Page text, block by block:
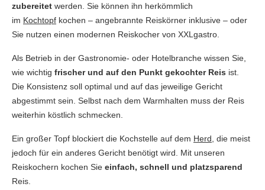
zubereitet werden. Sie können ihn herkömmlich
im Kochtopf kochen – angebrannte Reiskörner inklusive – oder
Sie nutzen einen modernen Reiskocher von XXLgastro.
Als Betrieb in der Gastronomie- oder Hotelbranche wissen Sie,
wie wichtig frischer und auf den Punkt gekochter Reis ist.
Die Konsistenz soll optimal und auf das jeweilige Gericht
abgestimmt sein. Selbst nach dem Warmhalten muss der Reis
weiterhin köstlich schmecken.
Ein großer Topf blockiert die Kochstelle auf dem Herd , die meist
jedoch für ein anderes Gericht benötigt wird.
Mit unseren
Reiskochern kochen Sie einfach, schnell und platzsparend
Reis.